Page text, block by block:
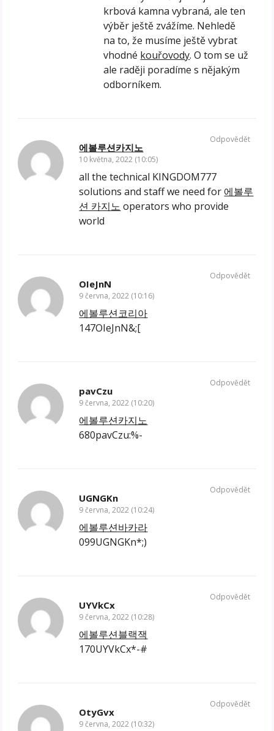
krbová kamna vybraná, ale ten
výběr ještě zvážíme. Nehledě
na to, že musíme ještě vybrat
vhodné kouřovody. O tom se už
ale raději poradíme s nějakým
odborníkem.
에볼루션카지노
10 května, 2022 (10:05)
all the technical KINGDOM777
solutions and staff we need for 에볼루
션 카지노 operators who provide
world
Odpovědět
OIeJnN
9 června, 2022 (10:16)
에볼루션코리아
147OIeJnN&;[
Odpovědět
pavCzu
9 června, 2022 (10:20)
에볼루션카지노
680pavCzu:%-
Odpovědět
UGNGKn
9 června, 2022 (10:24)
에볼루션바카라
099UGNGKn*;)
Odpovědět
UYVkCx
9 června, 2022 (10:28)
에볼루션블랙잭
170UYVkCx*-#
Odpovědět
OtyGvx
9 června, 2022 (10:32)
Odpovědět